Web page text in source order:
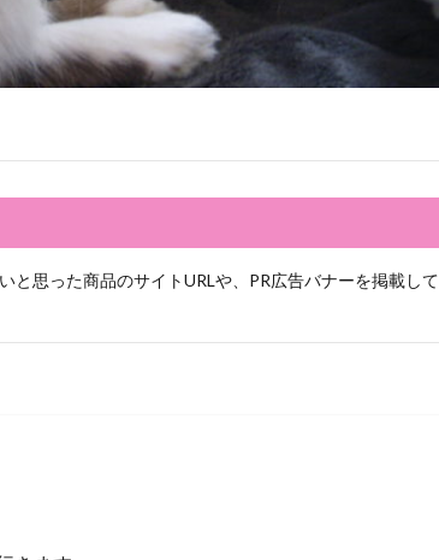
と思った商品のサイトURLや、PR広告バナーを掲載して